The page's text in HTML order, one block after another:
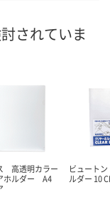
カ
されていま
高透明カラー
ホルダー A4
ビュート
ルダー 10